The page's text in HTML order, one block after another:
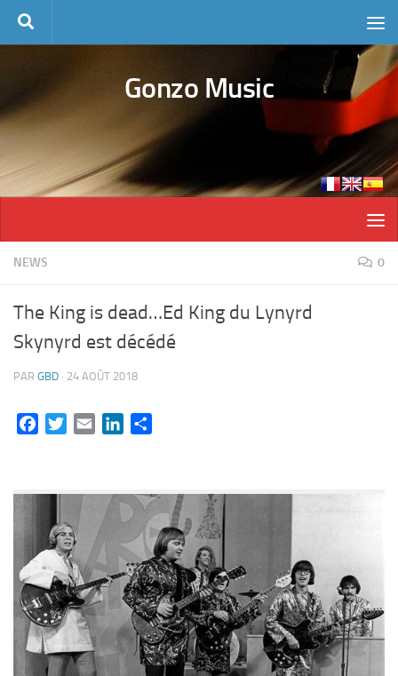
Skip to content
Gonzo Music
NEWS 0
The King is dead…Ed King du Lynyrd
Skynyrd est décédé
PAR GBD · 24 AOÛT 2018
FacebookTwitterEmail LinkedIn